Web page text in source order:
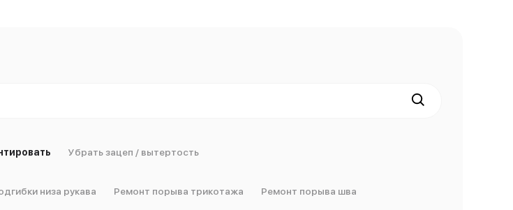
Убрать зацеп / вытертость
низа рукава Ремонт порыва трикотажа Ремонт порыва шва